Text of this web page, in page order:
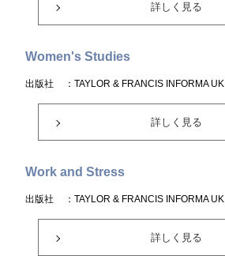
詳しく見る
Women's Studies
出版社 ：TAYLOR & FRANCIS INFORMA UK
詳しく見る
Work and Stress
出版社 ：TAYLOR & FRANCIS INFORMA UK
詳しく見る